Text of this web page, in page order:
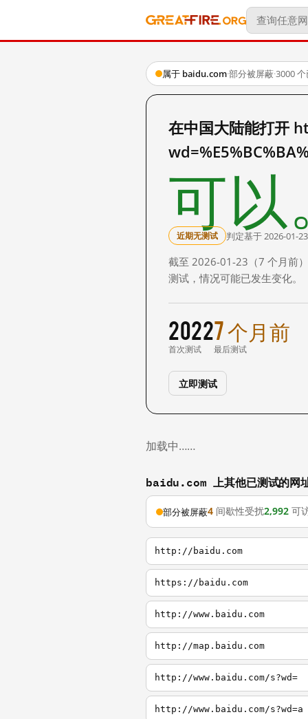
属于 baidu.com·部分被屏蔽·3000
在中国大陆能打开
可以
近期无测试 判定基于 2026-01-
截至 2026-01-23（7 个月前
测试，情况可能已发生变化。
2022
首次测试
7 个月前
最后测试
立即测试
加载中……
baidu.com 上其他已测试的网
部分被屏蔽4 间歇性受扰2,992 可
http://baidu.com
https://baidu.com
http://www.baidu.com
http://map.baidu.com
http://www.baidu.com/s?wd=
http://www.baidu.com/s?wd=a